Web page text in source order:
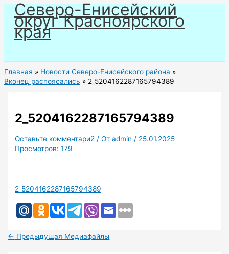
Перейти
содержимому
Северо-Енисейский
округ Красноярского
края
Главная
Новости Северо-Енисейского района
Вконец распоясались
2_5204162287165794389
2_5204162287165794389
Оставьте комментарий / Отadmin / 25.01.2025
Просмотров: 179
2_5204162287165794389
← Предыдущая Медиафайлы